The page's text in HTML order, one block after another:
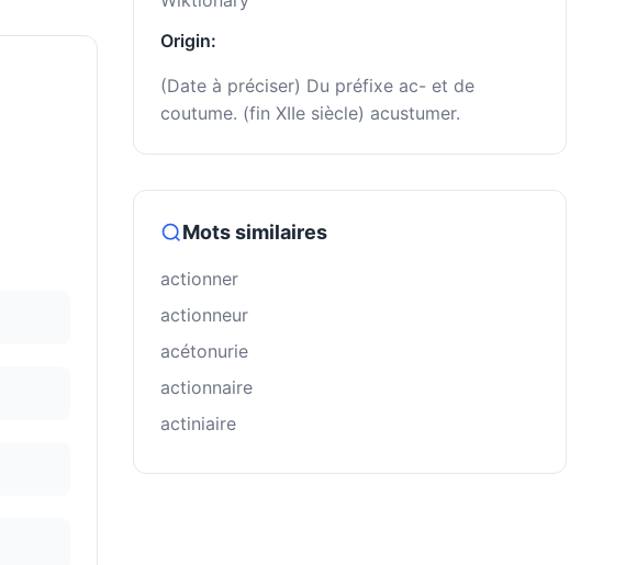
Origin:
(Date à préciser) Du préfixe ac- et de
coutume. (fin XIIe siècle) acustumer.
Mots similaires
actionner
actionneur
acétonurie
actionnaire
actiniaire